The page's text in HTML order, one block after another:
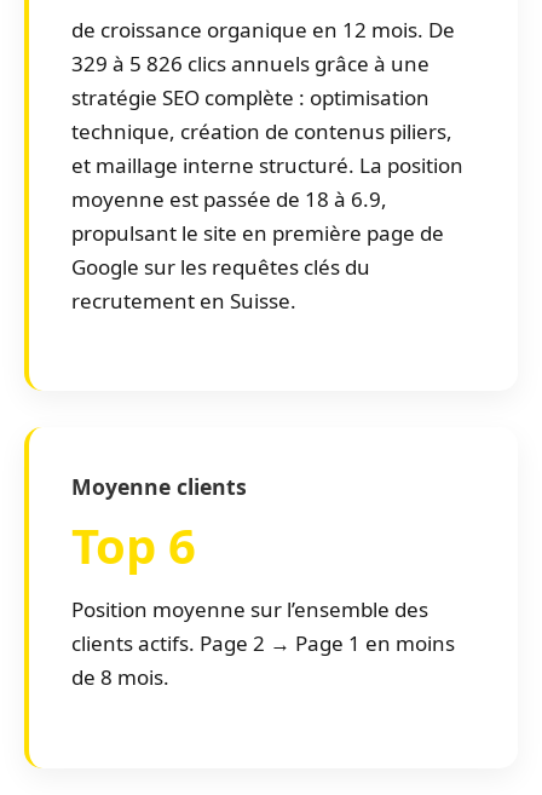
de croissance organique en 12 mois. De
329 à 5 826 clics annuels grâce à une
stratégie SEO complète : optimisation
technique, création de contenus piliers,
et maillage interne structuré. La position
moyenne est passée de 18 à 6.9,
propulsant le site en première page de
Google sur les requêtes clés du
recrutement en Suisse.
Moyenne clients
Top 6
Position moyenne sur l’ensemble des
clients actifs. Page 2 → Page 1 en moins
de 8 mois.